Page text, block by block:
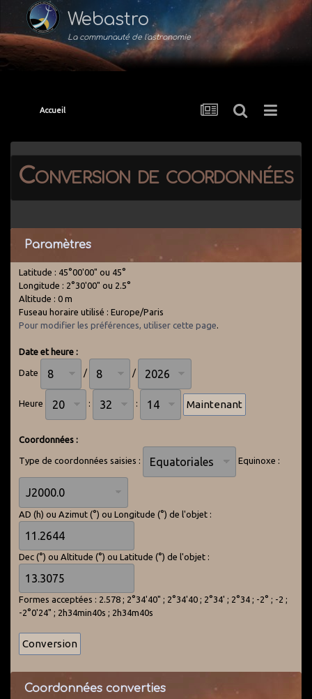
Webastro
La communauté de l'astronomie
Accueil
Conversion de coordonnées
Paramètres
Latitude : 45°00'00" ou 45°
Longitude : 2°30'00" ou 2.5°
Altitude : 0 m
Fuseau horaire utilisé : Europe/Paris
Pour modifier les préférences, utiliser cette page.
Date et heure :
Date / /
Heure : :
Coordonnées :
Type de coordonnées saisies : Equinoxe :
AD (h) ou Azimut (°) ou Longitude (°) de l'objet :
Dec (°) ou Altitude (°) ou Latitude (°) de l'objet :
Formes acceptées : 2.578 ; 2°34'40" ; 2°34'40 ; 2°34' ; 2°34 ; -2° ; -2 ;
-2°0'24" ; 2h34min40s ; 2h34m40s
Coordonnées converties